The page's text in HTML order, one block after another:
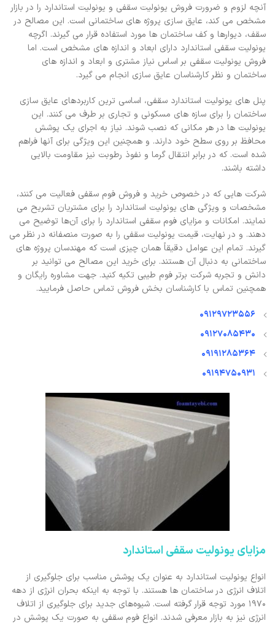
آنچه لزوم و ضرورت فروش یونولیت سقفی و یونولیت استاندارد را در بازار
مشخص می کند، عایق سازی پروژه های ساختمانی است. این مصالح در
سقف، دیوارها و کف ساختمان ها مورد استفاده قرار می گیرند. اگرچه
یونولیت سقفی استاندارد دارای ابعاد و اندازه های مشخص است. اما
فروش یونولیت سقفی بر اساس نیاز مشتری و ابعاد و اندازه های
ساختمان و نظر کارشناسان عایق سازی انجام می گیرد.
پنل های یونولیت استاندارد سقفی، اساسی ترین کاربردهای عایق سازی
ساختمان را برای سازه های مسکونی و تجاری بر طرف می کنند. این
یونولیت ها در هر مکانی که نصب شوند. نیاز به اجرای یک پوشش
محافظ بر روی سطح خود دارند. و همچنین این ویژگی برای آنها فراهم
شده است. که در برابر انتقال گرما و نفوذ رطوبت نیز مقاومت بالایی
داشته باشند.
شرکت هایی که در خصوص خرید و فروش فوم سقفی فعالیت می کنند،
مشخصات و ویژگی های یونولیت استاندارد را برای مشتریان تشریح می
نمایند. امکانات و مزایای فوم سقفی استاندارد را برای آن‌ها توضیح می
دهند. و در نهایت، قیمت یونولیت سقفی را به صورت منصفانه در نظر می
گیرند. تمام این عوامل دقیقاً همان چیزی است که مهندسان پروژه های
ساختمانی به دنبال آن هستند. برای خرید این مصالح می توانید بر
دانش و تجربه شرکت برتر فوم طیبی تکیه کنید. جهت مشاوره رایگان و
همچنین تماس با کارشناسان بخش فروش تماس حاصل فرمایید.
09129723556
09127085430
09191285364
09194750931
مزایای یونولیت سقفی استاندارد
انواع یونولیت استاندارد به عنوان یک پوشش مناسب برای جلوگیری از
اتلاف انرژی در ساختمان ها هستند. با توجه به اینکه بحران انرژی از دهه
۱۹۷۰ مورد توجه قرار گرفته است. شیوه‌های جدید برای جلوگیری از اتلاف
انرژی نیز به بازار معرفی شدند. انواع فوم سقفی به صورت یک پوشش در